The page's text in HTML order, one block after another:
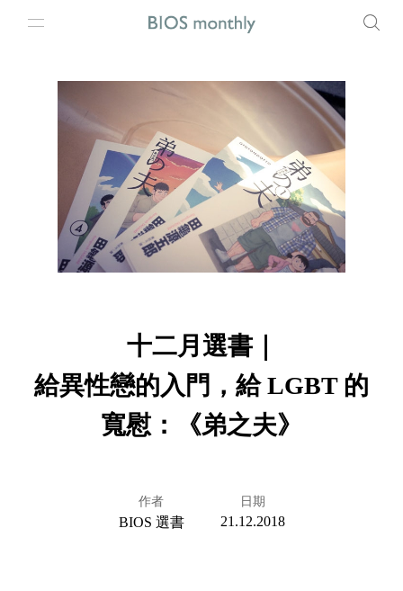
十二月選書｜
給異性戀的入門，給 LGBT 的
寬慰：《弟之夫》
作者
BIOS 選書
日期
21.12.2018